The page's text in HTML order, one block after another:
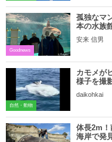
Goodnews
孤独なマ
本の水族
安来 信男
自然・動物
カモメが
様子を撮
daikohkai
体長2m！
海岸で発